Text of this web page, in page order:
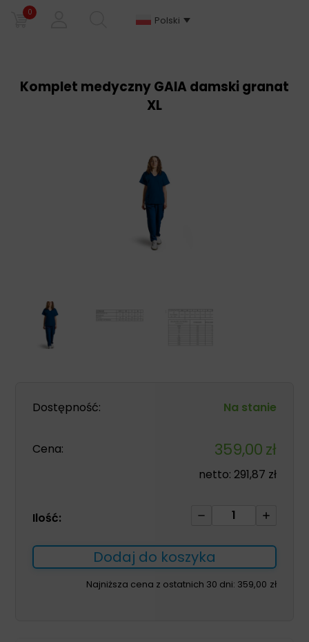
0
Polski
Komplet medyczny GAIA damski granat
XL
Dostępność: Na stanie
Cena: 359,00zł
netto: 291,87 zł
Ilość:
ilość
medyczny
GAIA
damski
Dodaj do koszyka
Najniższa cena z ostatnich 30 dni: 359,00 zł